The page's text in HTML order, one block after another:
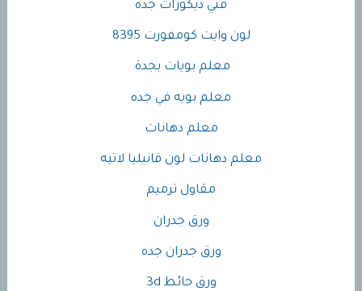
فني ديكورات جده
لون وايت كومفورت 8395
معلم بويات بجدة
معلم بويه في جده
معلم دهانات
معلم دهانات لون فانيليا لاتيه
مقاول ترميم
ورق جدران
ورق جدران جده
ورق حائط 3d